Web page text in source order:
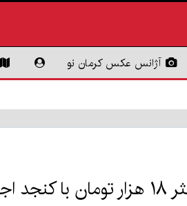
آژانس عکس کرمان نو